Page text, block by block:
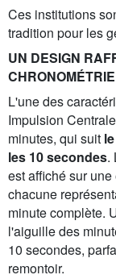
Ces institutions
tradition pour les
UN DESIGN
CHRONOMÉTRIE
L'une des
Impulsion
minutes, qui suit
les 10 secondes.
est affiché sur
chacune
minute complète.
l'aiguille des
10 secondes,
remontoir.